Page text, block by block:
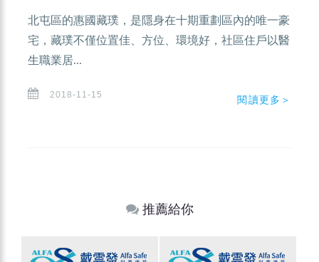
北屯區的惠國藏璞，是隱身在十期重劃區內的唯一豪
宅，藏璞不僅位置佳、方位、環境好，社區住戶以醫
生職業居...
2018-11-15 閱讀更多＞
推薦給你